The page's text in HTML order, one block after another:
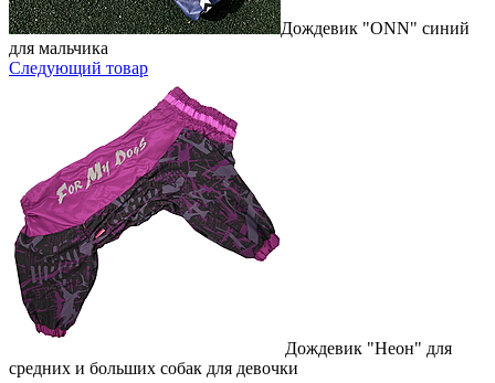
Дождевик "ONN" синий
для мальчика
Следующий товар
Дождевик "Неон" для
средних и больших собак для девочки